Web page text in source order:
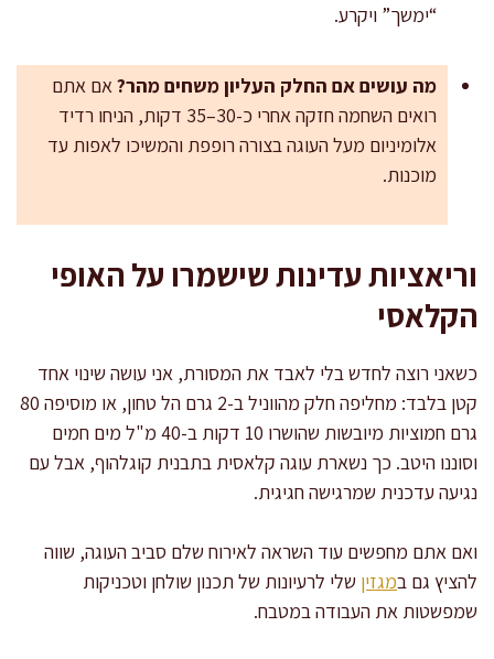
“ימשך” ויקרע.
מה עושים אם החלק העליון משחים מהר?אם אתם
רואים השחמה חזקה אחרי כ-30–35 דקות, הניחו רדיד
אלומיניום מעל העוגה בצורה רופפת והמשיכו לאפות עד
מוכנות.
וריאציות עדינות שישמרו על האופי
הקלאסי
כשאני רוצה לחדש בלי לאבד את המסורת, אני עושה שינוי אחד
קטן בלבד: מחליפה חלק מהווניל ב-2 גרם הל טחון, או מוסיפה 80
גרם חמוציות מיובשות שהושרו 10 דקות ב-40 מ"ל מים חמים
וסוננו היטב. כך נשארת עוגה קלאסית בתבנית קוגלהוף, אבל עם
נגיעה עדכנית שמרגישה חגיגית.
ואם אתם מחפשים עוד השראה לאירוח שלם סביב העוגה, שווה
להציץ גם במגזין שלי לרעיונות של תכנון שולחן וטכניקות
שמפשטות את העבודה במטבח.